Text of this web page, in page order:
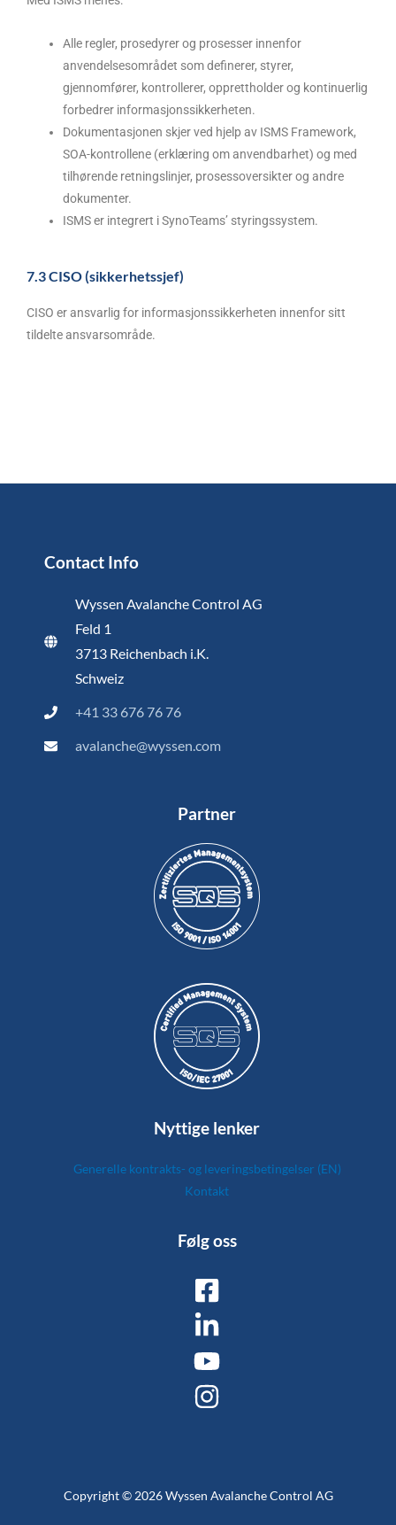
Alle regler, prosedyrer og prosesser innenfor
anvendelsesområdet som definerer, styrer,
gjennomfører, kontrollerer, opprettholder og kontinuerlig
forbedrer informasjonssikkerheten.
Dokumentasjonen skjer ved hjelp av ISMS Framework,
SOA-kontrollene (erklæring om anvendbarhet) og med
tilhørende retningslinjer, prosessoversikter og andre
dokumenter.
ISMS er integrert i SynoTeams’ styringssystem.
7.3 CISO (sikkerhetssjef)
CISO er ansvarlig for informasjonssikkerheten innenfor sitt
tildelte ansvarsområde.
Contact Info
Wyssen Avalanche Control AG
Feld 1
3713 Reichenbach i.K.
Schweiz
+41 33 676 76 76
avalanche@wyssen.com
Partner
Nyttige lenker
Generelle kontrakts- og leveringsbetingelser (EN)
Kontakt
Følg oss
Copyright © 2026 Wyssen Avalanche Control AG